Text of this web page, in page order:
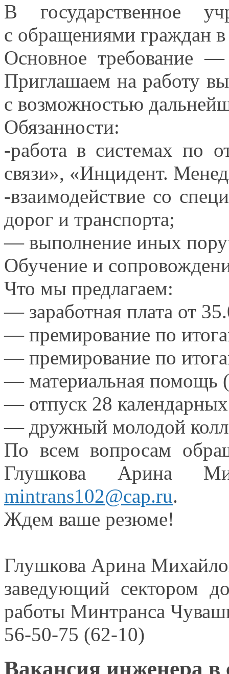
В государственное
с обращениями граждан
Основноетребование —
Приглашаем на работу
с возможностью
Обязанности:
-работав системах по
связи», «Инцидент.
-взаимодействие со
дорог и транспорта;
— выполнение иных
Обучение и
Что мы предлагаем:
— заработная плата от
— премирование по
— премирование по
— материальная помощь
— отпуск 28 календарных
— дружный молодой
По всем вопросам
Глушкова Арина
mintrans102@cap.ru.
Ждем ваше резюме!
Глушкова Арина
заведующий сектором
работы Минтранса
56-50-75 (62-10)
Вакансия инженера